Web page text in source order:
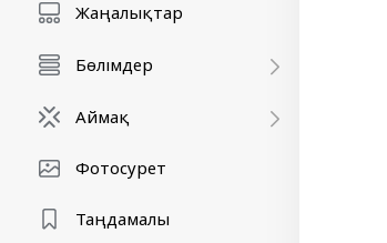
Жаңалықтар
Бөлімдер
Аймақ
Фотосурет
Таңдамалы